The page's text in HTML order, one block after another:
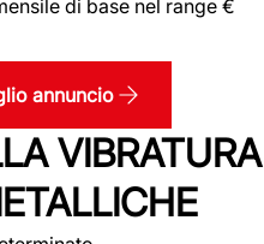
di base nel range €
annuncio
VIBRATURA